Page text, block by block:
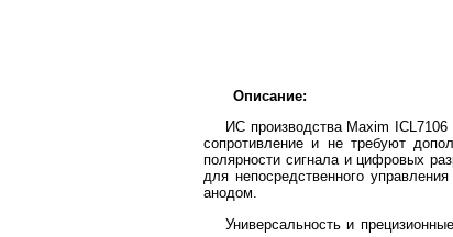
Описание:
ИС производства Maxim
сопротивление и не требуют
полярности сигнала и цифровых
для непосредственного
анодом.
Универсальность и